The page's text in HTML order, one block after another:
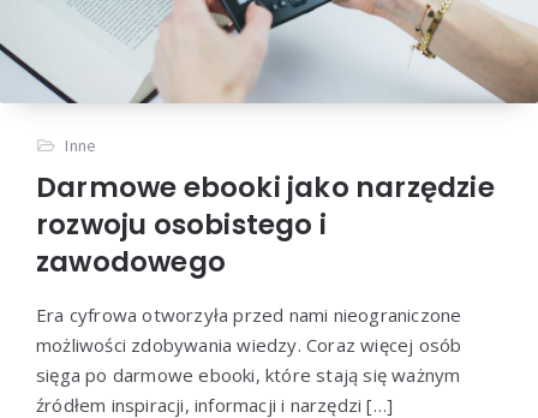
Inne
Darmowe ebooki jako narzędzie
rozwoju osobistego i
zawodowego
Era cyfrowa otworzyła przed nami nieograniczone
możliwości zdobywania wiedzy. Coraz więcej osób
sięga po darmowe ebooki, które stają się ważnym
źródłem inspiracji, informacji i narzędzi […]